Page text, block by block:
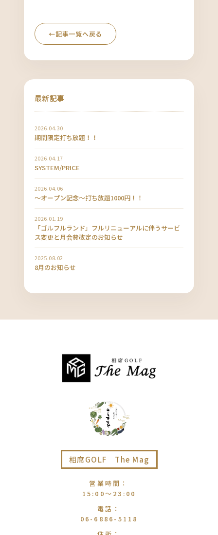
←記事一覧へ戻る
最新記事
2026.04.30
期間限定打ち放題！！
2026.04.17
SYSTEM/PRICE
2026.04.06
〜オープン記念〜打ち放題1000円！！
2026.01.19
「ゴルフルランド」フルリニューアルに伴うサービ
ス変更と月会費改定のお知らせ
2025.08.02
8月のお知らせ
相席GOLF The Mag
営業時間 ：
15:00〜23:00
電話 ：
06-6886-5118